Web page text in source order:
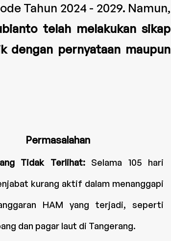
Tahun 2024 - 2029. Namun,
telah melakukan sikap
dengan pernyataan maupun
Permasalahan
Tidak Terlihat: Selama 105 hari
kurang aktif dalam menanggapi
HAM yang terjadi, seperti
dan pagar laut di Tangerang.